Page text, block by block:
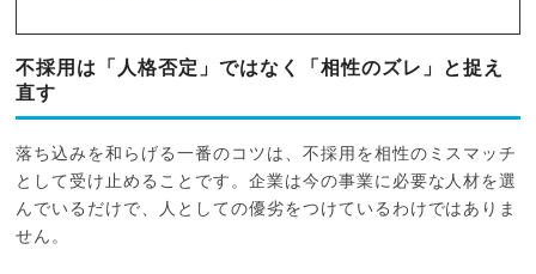
不採用は「人格否定」ではなく「相性のズレ」と捉え
直す
落ち込みを和らげる一番のコツは、不採用を相性のミスマッチ
として受け止めることです。企業は今の事業に必要な人材を選
んでいるだけで、人としての優劣をつけているわけではありま
せん。